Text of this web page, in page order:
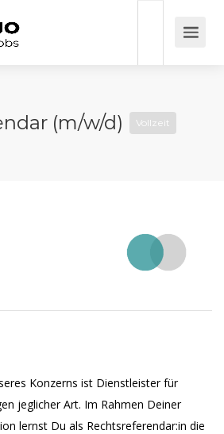
(m/w/d) Vollzeit
Konzerns ist Dienstleister für
jeglicher Art. Im Rahmen Deiner
lernst Du als Rechtsreferendar:in die